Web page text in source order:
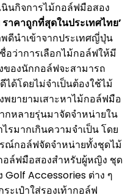
นินกิจการไม้กอล์ฟมือสอง
าคาถูกที่สุดในประเทศไทย’
นำเข้าจากประเทศญี่ปุ่น
อว่าการเลือกไม้กอล์ฟให้มี
ของนักกอล์ฟจะสามารถ
ได้โดยไม่จำเป็นต้องใช้ไม้
ยายามเสาะหาไม้กอล์ฟมือ
หลายรุ่นมาจัดจำหน่ายใน
รมากเกินความจำเป็น โดย
ณ์กอล์ฟจัดจำหน่ายทั้งชุดไม้
ล์ฟมือสองสำหรับผู้หญิง ชุด
Accessories ต่าง ๆ
ะเป๋าใส่รองเท้ากอล์ฟ